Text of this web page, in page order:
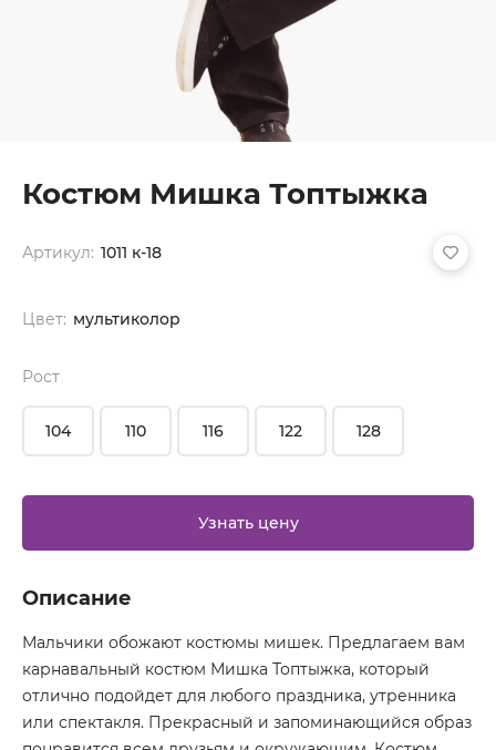
Костюм Мишка Топтыжка
Артикул: 1011 к-18
Цвет: мультиколор
Рост
104 110 116 122 128
Узнать цену
Описание
Мальчики обожают костюмы мишек. Предлагаем вам
карнавальный костюм Мишка Топтыжка, который
отлично подойдет для любого праздника, утренника
или спектакля. Прекрасный и запоминающийся образ